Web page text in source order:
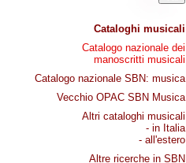
Cataloghi musicali
Catalogo nazionale dei
manoscritti musicali
Catalogo nazionale SBN: musica
Vecchio OPAC SBN Musica
Altri cataloghi musicali
- in Italia
- all'estero
Altre ricerche in SBN